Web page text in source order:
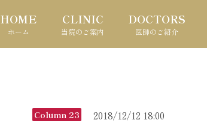
HOME
ホーム
CLINIC
当院のご案内
DOCTORS
医師のご紹介
Column 23 2018/12/12 18:00